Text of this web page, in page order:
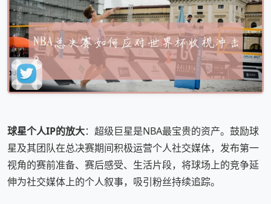
球星个人IP的放大：超级巨星是NBA最宝贵的资产。鼓励球
星及其团队在总决赛期间积极运营个人社交媒体，发布第一
视角的赛前准备、赛后感受、生活片段，将球场上的竞争延
伸为社交媒体上的个人叙事，吸引粉丝持续追踪。